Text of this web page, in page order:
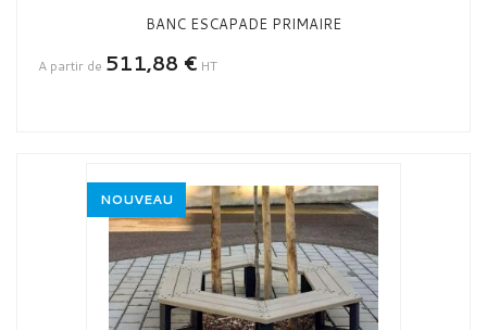
BANC ESCAPADE PRIMAIRE
A partir de 511,88 € HT
NOUVEAU